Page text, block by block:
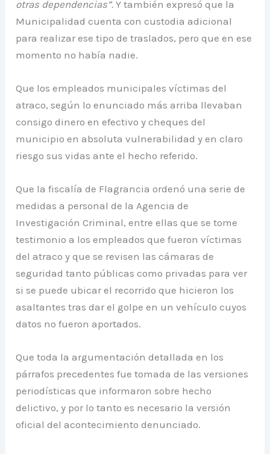
otras dependencias”.Y también expresó que la
Municipalidad cuenta con custodia adicional
para realizar ese tipo de traslados, pero que en ese
momento no había nadie.
Que los empleados municipales víctimas del
atraco, según lo enunciado más arriba llevaban
consigo dinero en efectivo y cheques del
municipio en absoluta vulnerabilidad y en claro
riesgo sus vidas ante el hecho referido.
Que la fiscalía de Flagrancia ordenó una serie de
medidas a personal de la Agencia de
Investigación Criminal, entre ellas que se tome
testimonio a los empleados que fueron víctimas
del atraco y que se revisen las cámaras de
seguridad tanto públicas como privadas para ver
si se puede ubicar el recorrido que hicieron los
asaltantes tras dar el golpe en un vehículo cuyos
datos no fueron aportados.
Que toda la argumentación detallada en los
párrafos precedentes fue tomada de las versiones
periodísticas que informaron sobre hecho
delictivo, y por lo tanto es necesario la versión
oficial del acontecimiento denunciado.